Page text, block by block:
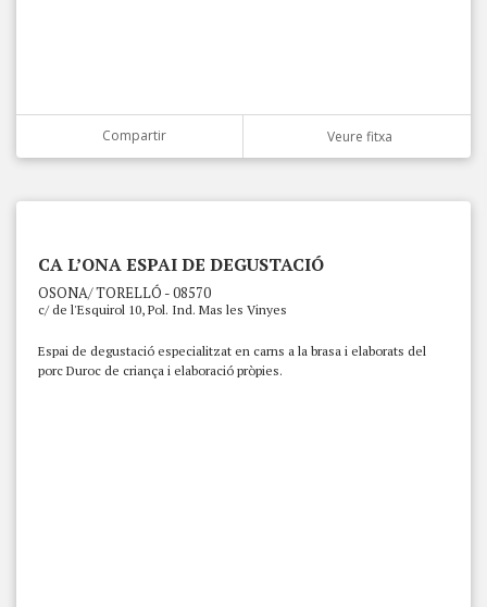
Compartir Veure fitxa
CA L’ONA ESPAI DE DEGUSTACIÓ
OSONA/ TORELLÓ - 08570
c/ de l'Esquirol 10, Pol. Ind. Mas les Vinyes
Espai de degustació especialitzat en carns a la brasa i elaborats del
porc Duroc de criança i elaboració pròpies.